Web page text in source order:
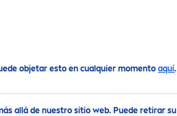
objetar esto en cualquier momentoaquí.
allá de nuestro sitio web. Puede retirar su